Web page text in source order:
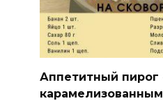
Аппетитный пирог